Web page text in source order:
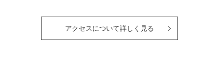
アクセスについて詳しく見る